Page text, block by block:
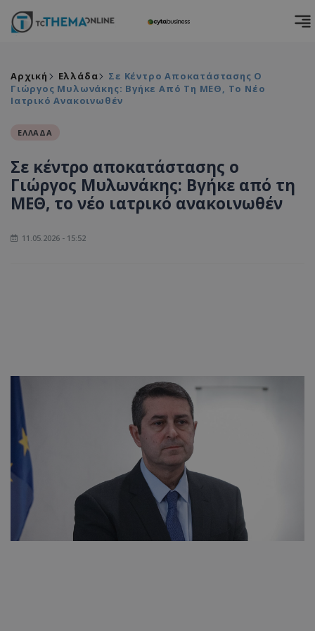
Αρχική Ελλάδα
Σε Κέντρο Αποκατάστασης Ο
Γιώργος Μυλωνάκης: Βγήκε Από Τη ΜΕΘ, Το Νέο
Ιατρικό Ανακοινωθέν
ΕΛΛΑΔΑ
Σε κέντρο αποκατάστασης ο
Γιώργος Μυλωνάκης: Βγήκε από τη
ΜΕΘ, το νέο ιατρικό ανακοινωθέν
11.05.2026 - 15:52